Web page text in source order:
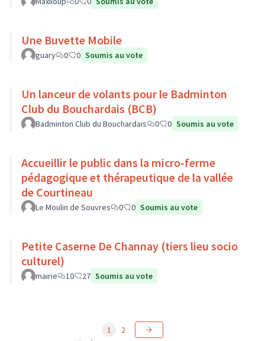
Une Buvette Mobile
guary 0 0 Soumis au vote
Un lanceur de volants pour le Badminton
Club du Bouchardais (BCB)
Badminton Club du Bouchardais 0 0 Soumis au vote
Accueillir le public dans la micro-ferme
pédagogique et thérapeutique de la vallée
de Courtineau
Le Moulin de Souvres 0 0 Soumis au vote
Petite Caserne De Channay (tiers lieu socio
culturel)
mairie 10 27 Soumis au vote
1 2